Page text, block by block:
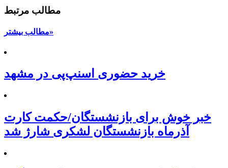
مطالب مرتبط
مطالب بیشتر»
خرید حضوری اسنپ‌پی در مشهد
خبر خوش برای بازنشستگان/حکمت کارت
آذرماه بازنشستگان لشکری شارژ شد